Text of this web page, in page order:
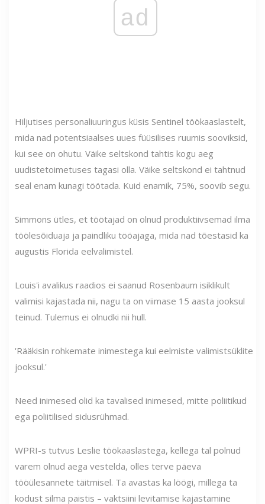
ad
Hiljutises personaliuuringus küsis Sentinel töökaaslastelt,
mida nad potentsiaalses uues füüsilises ruumis sooviksid,
kui see on ohutu. Väike seltskond tahtis kogu aeg
uudistetoimetuses tagasi olla. Väike seltskond ei tahtnud
seal enam kunagi töötada. Kuid enamik, 75%, soovib segu.
Simmons ütles, et töötajad on olnud produktiivsemad ilma
töölesõiduaja ja paindliku tööajaga, mida nad tõestasid ka
augustis Florida eelvalimistel.
Louis'i avalikus raadios ei saanud Rosenbaum isiklikult
valimisi kajastada nii, nagu ta on viimase 15 aasta jooksul
teinud. Tulemus ei olnudki nii hull.
'Rääkisin rohkemate inimestega kui eelmiste valimistsüklite
jooksul.'
Need inimesed olid ka tavalised inimesed, mitte poliitikud
ega poliitilised sidusrühmad.
WPRI-s tutvus Leslie töökaaslastega, kellega tal polnud
varem olnud aega vestelda, olles terve päeva
tööülesannete täitmisel. Ta avastas ka löögi, millega ta
kodust silma paistis – vaktsiini levitamise kajastamine